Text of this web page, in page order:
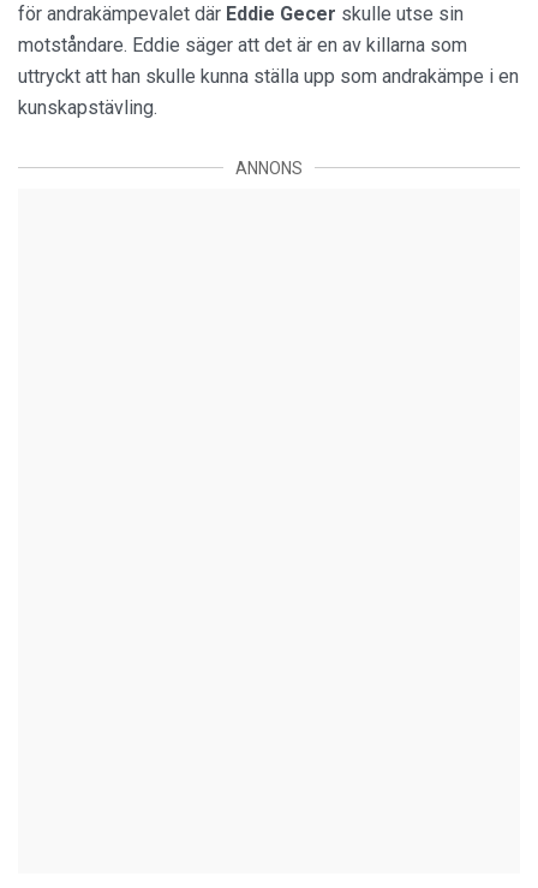
för andrakämpevalet där Eddie Gecer skulle utse sin
motståndare. Eddie säger att det är en av killarna som
uttryckt att han skulle kunna ställa upp som andrakämpe i en
kunskapstävling.
ANNONS